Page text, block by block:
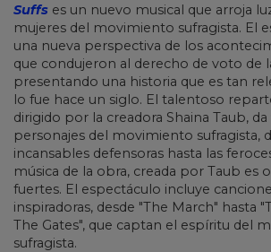
Suffs es un nuevo musical que arroja
mujeres del movimiento sufragista. El
una nueva perspectiva de los
que condujeron al derecho de voto de
presentando una historia que es tan
lo fue hace un siglo. El talentoso
dirigido por la creadora Shaina Taub,
personajes del movimiento sufragista,
incansables defensoras hasta las
música de la obra, creada por Taub es
fuertes. El espectáculo incluye
inspiradoras, desde "The March" hasta
The Gates", que captan el espíritu del
sufragista.